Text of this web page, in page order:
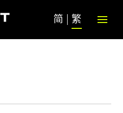
简 繁